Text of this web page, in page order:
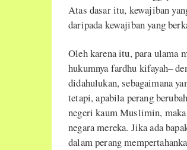
Atas dasar itu, kewajiban
daripada kewajiban yang
Oleh karena itu, para ulama
hukumnya fardhu kifayah–
didahulukan, sebagaimana
tetapi, apabila perang
negeri kaum Muslimin,
negara mereka. Jika ada
dalam perang